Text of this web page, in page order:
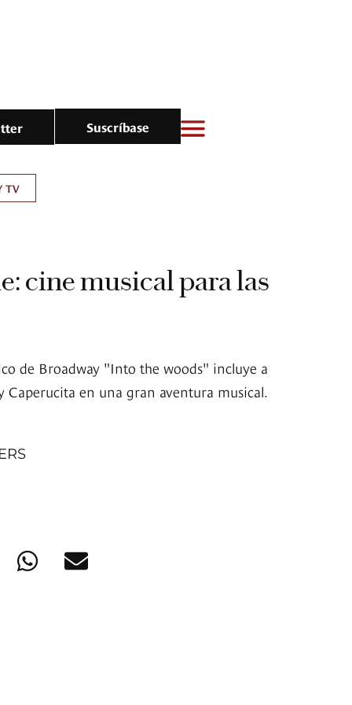
Suscríbase
TV
cine musical para las
de Broadway "Into the woods" incluye a
Caperucita en una gran aventura musical.